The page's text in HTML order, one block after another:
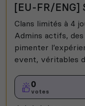
[EU-FR/ENG]
Clans limités à 4
Admins actifs,
pimenter
event, véritables
0
votes